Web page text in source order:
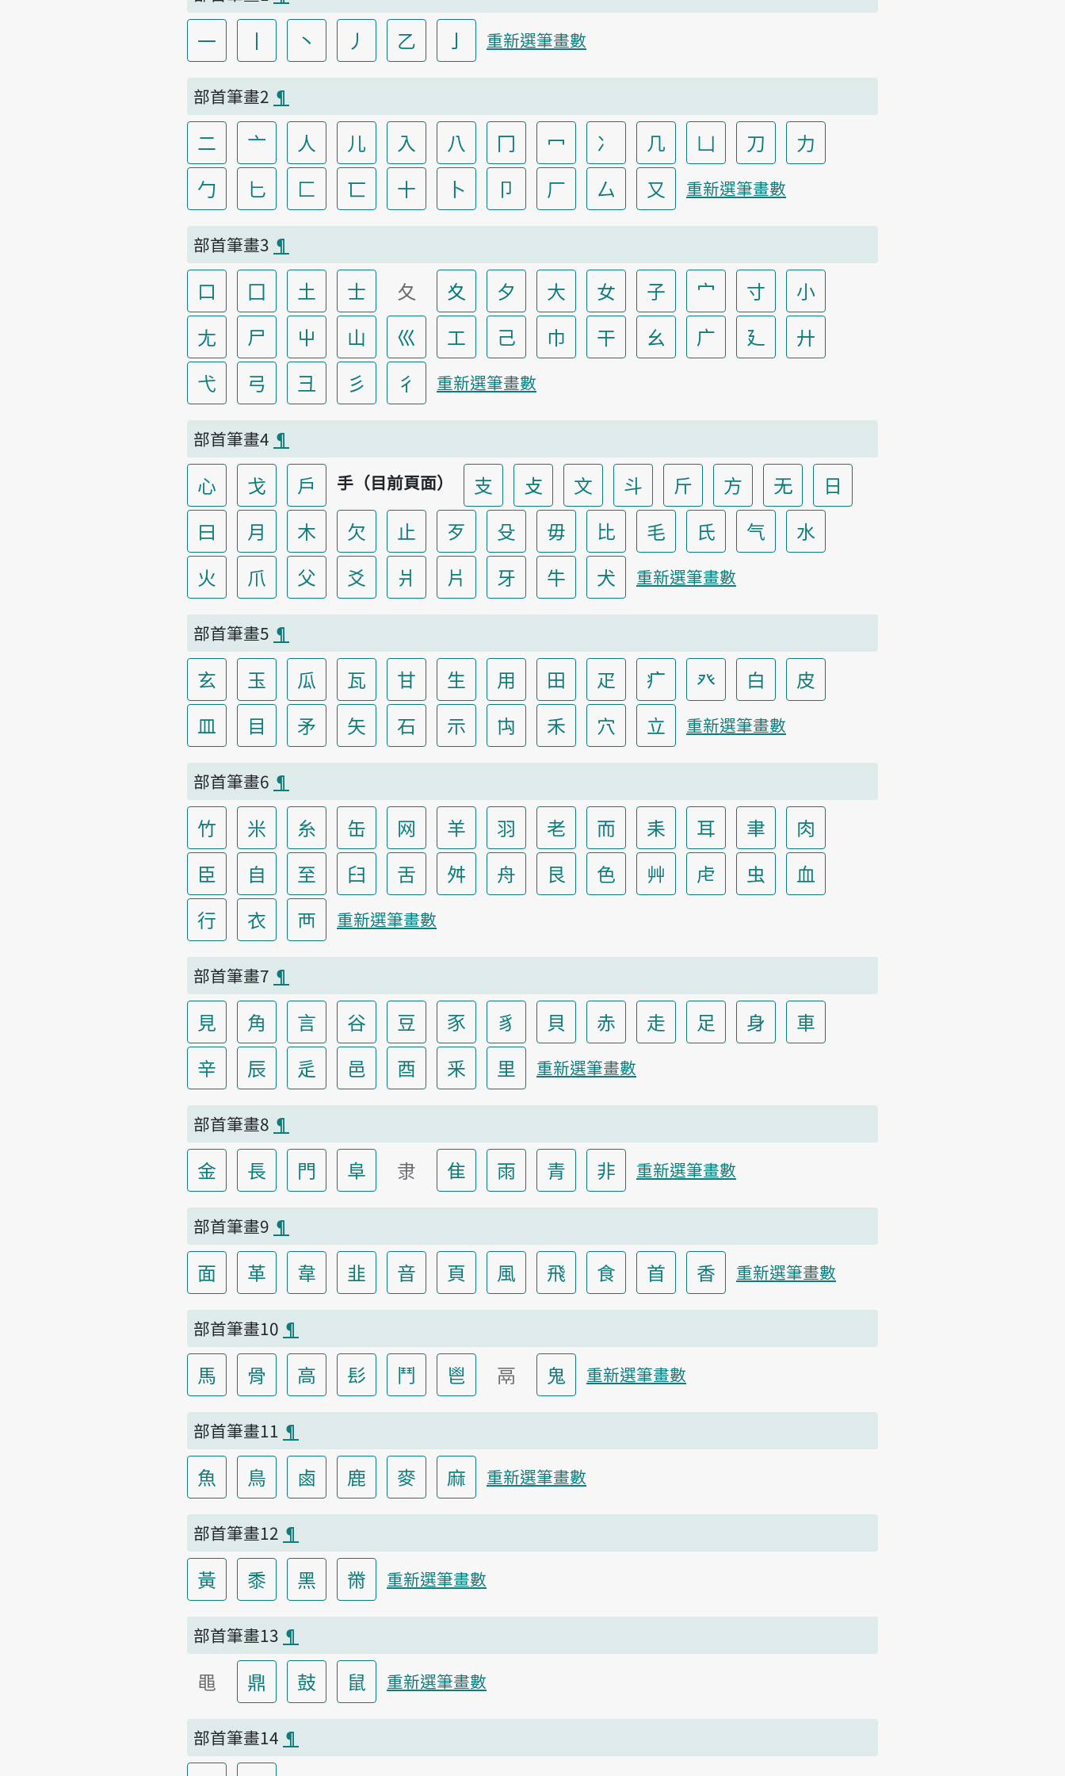
一 丨 丶 丿 乙 亅 重新選筆畫數
部首筆畫2 ¶
二 亠 人 儿 入 八 冂 冖 冫 几 凵 刀
力
勹
匕 匚 匸 十 卜 卩 厂 厶 又 重新選筆畫數
部首筆畫3 ¶
口 囗 土 士 夂 夊 夕 大 女 子 宀 寸
小
尢
尸 屮 山 巛 工 己 巾 干 幺 广 廴
廾
弋
弓 彐 彡 彳 重新選筆畫數
部首筆畫4 ¶
心 戈 戶 手（目前頁面） 支 攴 文 斗 斤 方 无
日
曰
月 木 欠 止 歹 殳 毋 比 毛 氏 气
水
火
爪 父 爻 爿 片 牙 牛 犬 重新選筆畫數
部首筆畫5 ¶
玄 玉 瓜 瓦 甘 生 用 田 疋 疒 癶 白
皮
皿
目 矛 矢 石 示 禸 禾 穴 立 重新選筆畫數
部首筆畫6 ¶
竹 米 糸 缶 网 羊 羽 老 而 耒 耳 聿
肉
臣
自 至 臼 舌 舛 舟 艮 色 艸 虍 虫
血
行
衣 襾 重新選筆畫數
部首筆畫7 ¶
見 角 言 谷 豆 豕 豸 貝 赤 走 足 身
車
辛
辰 辵 邑 酉 釆 里 重新選筆畫數
部首筆畫8 ¶
金 長 門 阜 隶 隹 雨 青 非 重新選筆畫數
部首筆畫9 ¶
面 革 韋 韭 音 頁 風 飛 食 首 香 重新選筆畫數
部首筆畫10 ¶
馬 骨 高 髟 鬥 鬯 鬲 鬼 重新選筆畫數
部首筆畫11 ¶
魚 鳥 鹵 鹿 麥 麻 重新選筆畫數
部首筆畫12 ¶
黃 黍 黑 黹 重新選筆畫數
部首筆畫13 ¶
黽 鼎 鼓 鼠 重新選筆畫數
部首筆畫14 ¶